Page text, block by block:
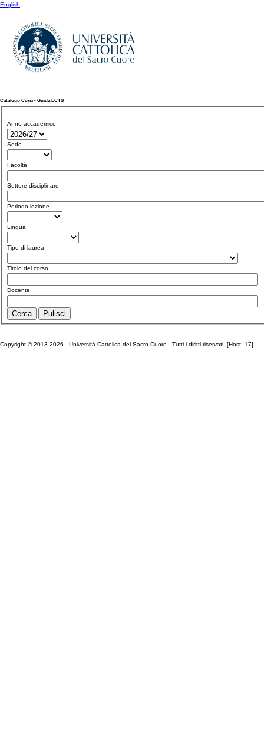
English
Catalogo Corsi - Guida ECTS
Anno accademico
Sede
Facoltà
Settore disciplinare
Periodo lezione
Lingua
Tipo di laurea
Titolo del corso
Docente
Copyright © 2013-2026 - Università Cattolica del Sacro Cuore - Tutti i diritti riservati. [Host: 17]